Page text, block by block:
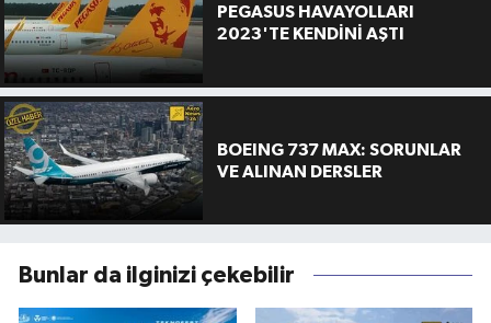
PEGASUS HAVAYOLLARI
2023'TE KENDİNİ AŞTI
BOEING 737 MAX: SORUNLAR
VE ALINAN DERSLER
Bunlar da ilginizi çekebilir